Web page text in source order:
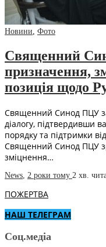
Новини, Фото
Священний
призначення,
позиція щодо
Священний Синод ПЦУ
діалогу, підтвердивши
порядку та підтримки
Священний Синод ПЦУ
зміцнення…
News, 2 роки тому 2 хв.
ПОЖЕРТВА
НАШ ТЕЛЕГРАМ
Соц.медіа